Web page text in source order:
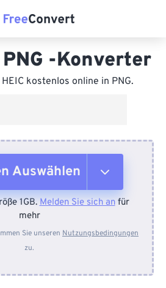
-Konverter
kostenlos online in PNG.
Auswählen
Gerät
1GB.Melden Sie sich anfür
mehr
Sie unseren Nutzungsbedingungen
zu.